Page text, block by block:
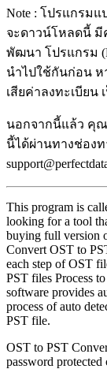
Note : โปรแกรมแ
จะดาวน์โหลดนี้ มี
พัฒนา โปรแกรม
นำไปใช้กันก่อน ห
เสียค่าลงทะเบียน
นอกจากนี้แล้ว คุ
นี้ได้ผ่านทางช่องท
This program is
looking for a tool
buying full version
Convert OST to
each step of OST
PST files Process
software provides
process of auto
PST file.
OST to PST
password